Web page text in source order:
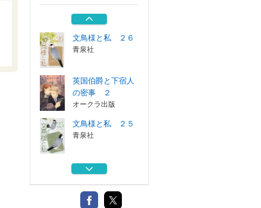
ホーム社
文鳥様と私 ２６
青泉社
英国伯爵と下宿人
の密事 ２
オークラ出版
文鳥様と私 ２５
青泉社
百鬼夜行抄 ２１